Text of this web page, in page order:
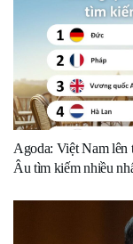
Agoda: Việt Nam lên
Âu tìm kiếm nhiều